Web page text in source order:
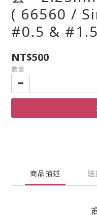
( 66560 /
#0.5 &
NT$500
數量
商品描述 送